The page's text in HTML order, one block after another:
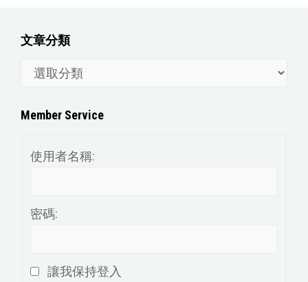
文章分類
分
Member Service
使用者名稱:
密碼:
讓我保持登入